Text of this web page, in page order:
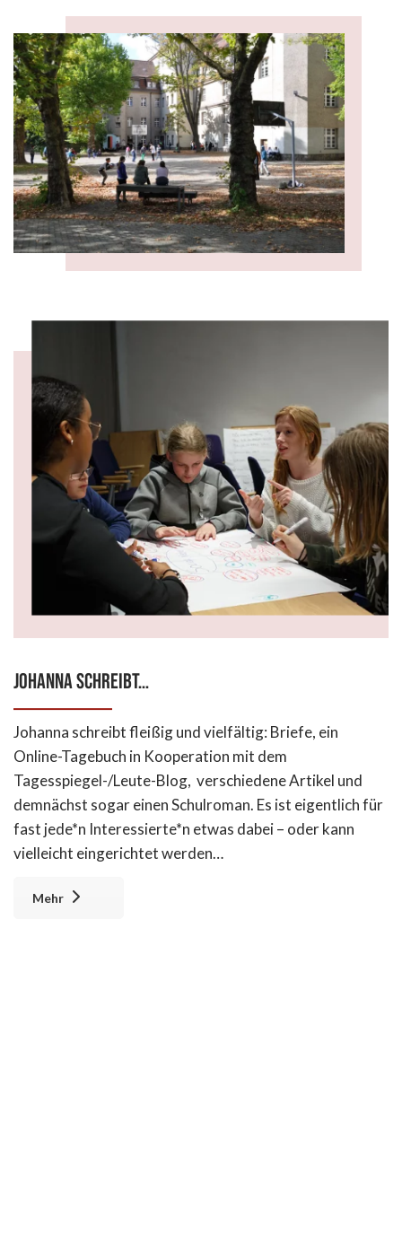
Johanna schreibt…
Johanna schreibt fleißig und vielfältig: Briefe, ein
Online-Tagebuch in Kooperation mit dem
Tagesspiegel-/Leute-Blog, verschiedene Artikel und
demnächst sogar einen Schulroman. Es ist eigentlich für
fast jede*n Interessierte*n etwas dabei – oder kann
vielleicht eingerichtet werden…
Mehr